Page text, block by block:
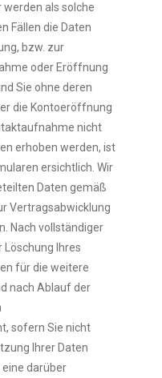
als solche
Fällen die Daten
bzw. zur
oder Eröffnung
Sie ohne deren
die Kontoeröffnung
nicht
erhoben werden, ist
ersichtlich. Wir
Daten gemäß
Vertragsabwicklung
Nach vollständiger
Ihres
für die weitere
nach Ablauf der
sofern Sie nicht
Ihrer Daten
darüber